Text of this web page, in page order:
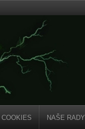
COOKIES NAŠE RADY